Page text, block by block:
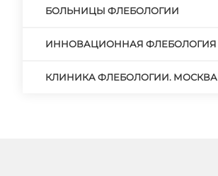
БОЛЬНИЦЫ ФЛЕБОЛОГИИ
ИННОВАЦИОННАЯ ФЛЕБОЛОГИЯ
КЛИНИКА ФЛЕБОЛОГИИ. МОСКВА